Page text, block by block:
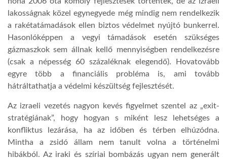
lakosságnak közel egynegyede még mindig nem rendelkezik
a rakétatámadások ellen biztos védelmet nyújtó bunkerrel.
Hasonlóképpen a vegyi támadások esetén szükséges
gázmaszkok sem állnak kellő mennyiségben rendelkezésre
(csak a népesség 60 százaléknak elegendő). Hovatovább
egyre több a financiális probléma is, ami tovább
hátráltathatja a védelmi készültség fejlesztését.
Az izraeli vezetés nagyon kevés figyelmet szentel az „exit-
stratégiának”, hogy hogyan s miként lesz lehetséges a
konfliktus lezárása, ha az időben és térben elhúzódna.
Mintha a zsidó állam nem tanult volna a történelmi
hibákból. Az iraki és szíriai bombázás ugyan nem generált